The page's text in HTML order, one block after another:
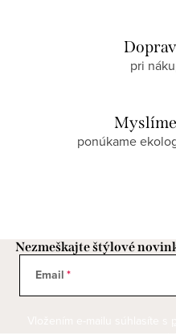
pri
ponúkame
Nezmeškajte štýlové
Email